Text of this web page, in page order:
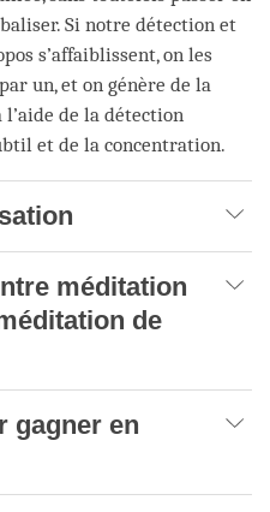
Si notre détection et
s’affaiblissent, on les
un, et on génère de la
l’aide de la détection
et de la concentration.
méditation
de
gagner en